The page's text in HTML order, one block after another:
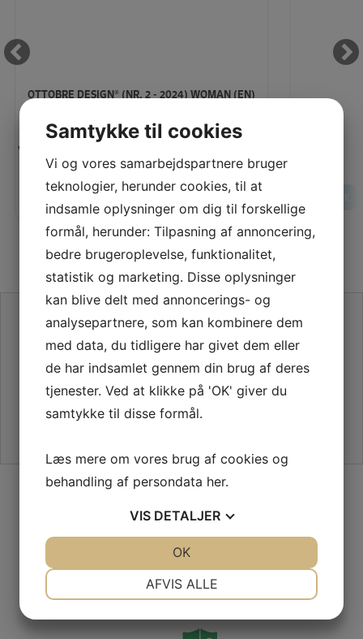
OTTOBRE DESIGN® (NR. 2 - 2024) WOMAN (EN)
Vores pris:
115,00KR
LÆG I KURV
SE VORES ANMELDELSER PÅ TRUSTPILOT
SIKKER HANDEL PÅ SYMASKINETORVET.DK
GRATIS LEVERING VED 399,-
Samtykke til cookies
Vi og vores samarbejdspartnere bruger
teknologier, herunder cookies, til at
indsamle oplysninger om dig til forskellige
formål, herunder: Tilpasning af annoncering,
bedre brugeroplevelse, funktionalitet,
statistik og marketing. Disse oplysninger
kan blive delt med annoncerings- og
analysepartnere, som kan kombinere dem
med data, du tidligere har givet dem eller
de har indsamlet gennem din brug af deres
tjenester. Ved at klikke på 'OK' giver du
samtykke til disse formål.
Læs mere om vores brug af cookies og
behandling af persondata her.
VIS DETALJER
AFVIS ALLE
OK